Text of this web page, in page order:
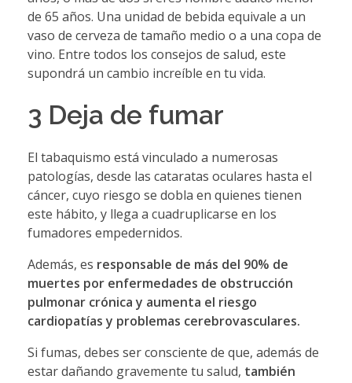
de 65 años. Una unidad de bebida equivale a un
vaso de cerveza de tamaño medio o a una copa de
vino. Entre todos los consejos de salud, este
supondrá un cambio increíble en tu vida.
3 Deja de fumar
El tabaquismo está vinculado a numerosas
patologías, desde las cataratas oculares hasta el
cáncer, cuyo riesgo se dobla en quienes tienen
este hábito, y llega a cuadruplicarse en los
fumadores empedernidos.
Además, es responsable de más del 90% de
muertes por enfermedades de obstrucción
pulmonar crónica y aumenta el riesgo
cardiopatías y problemas cerebrovasculares.
Si fumas, debes ser consciente de que, además de
estar dañando gravemente tu salud, también